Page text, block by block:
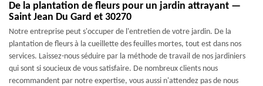
De la plantation de fleurs pour un jardin attrayant —
Saint Jean Du Gard et 30270
Notre entreprise peut s'occuper de l'entretien de votre jardin. De la
plantation de fleurs à la cueillette des feuilles mortes, tout est dans nos
services. Laissez-nous séduire par la méthode de travail de nos jardiniers
qui sont si soucieux de vous satisfaire. De nombreux clients nous
recommandent par notre expertise, vous aussi n'attendez pas de nous